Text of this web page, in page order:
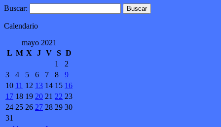
Buscar:
Calendario
mayo 2021
L M X J V S D
1
2
3
4 5 6 7 8
9
10 11 12 13 14 15 16
17 18 19 20 21 22 23
24 25 26 27 28 29 30
31